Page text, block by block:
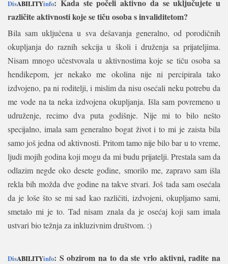
DisABILITYinfo: Kada ste počeli aktivno da se uključujete u
različite aktivnosti koje se tiču osoba s invaliditetom?
Bila sam uključena u sva dešavanja generalno, od porodičnih
okupljanja do raznih sekcija u školi i druženja sa prijateljima.
Nisam mnogo učestvovala u aktivnostima koje se tiču osoba sa
hendikepom, jer nekako me okolina nije ni percipirala tako
izdvojeno, pa ni roditelji, i mislim da nisu osećali neku potrebu da
me vode na ta neka izdvojena okupljanja. Išla sam povremeno u
udruženje, recimo dva puta godišnje. Nije mi to bilo nešto
specijalno, imala sam generalno bogat život i to mi je zaista bila
samo još jedna od aktivnosti. Pritom tamo nije bilo bar u to vreme,
ljudi mojih godina koji mogu da mi budu prijatelji. Prestala sam da
odlazim negde oko desete godine, smorilo me, zapravo sam išla
rekla bih možda dve godine na takve stvari. Još tada sam osećala
da je loše što se mi sad kao različiti, izdvojeni, okupljamo sami,
smetalo mi je to. Tad nisam znala da je osećaj koji sam imala
ustvari bio težnja za inkluzivnim društvom. :)
DisABILITYinfo: S obzirom na to da ste vrlo aktivni, radite na